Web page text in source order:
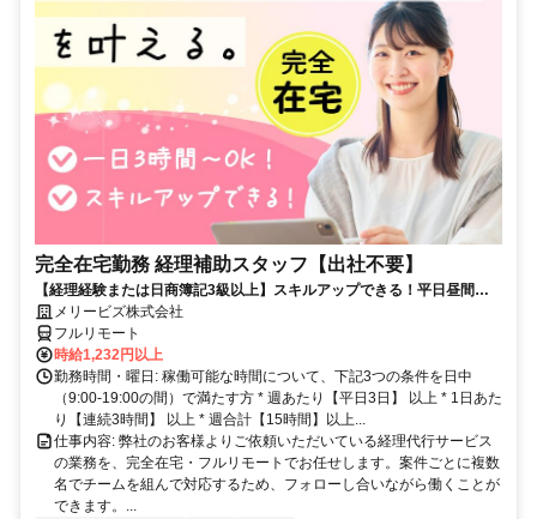
完全在宅勤務 経理補助スタッフ【出社不要】
【経理経験または日商簿記3級以上】スキルアップできる！平日昼間３h
～。完全在宅で育児・介護中の方も大歓迎♪
メリービズ株式会社
フルリモート
時給1,232円以上
勤務時間・曜日: 稼働可能な時間について、下記3つの条件を日中
（9:00-19:00の間）で満たす方 * 週あたり【平日3日】 以上 * 1日あた
り【連続3時間】 以上 * 週合計【15時間】以上...
仕事内容: 弊社のお客様よりご依頼いただいている経理代行サービス
の業務を、完全在宅・フルリモートでお任せします。案件ごとに複数
名でチームを組んで対応するため、フォローし合いながら働くことが
できます。...